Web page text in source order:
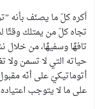
أكره كلّ ما يصنّف بأنه
تجاه كلّ من يمتلك وقتًا
تافهًا وسفيهًا، من خلال
حياته التي لا تسمن ولا
أتوماتيكيّ على أنّه
على ما لا يتوجب